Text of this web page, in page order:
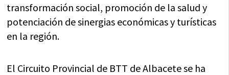
transformación social, promoción de la salud y
potenciación de sinergias económicas y turísticas
en la región.
El Circuito Provincial de BTT de Albacete se ha